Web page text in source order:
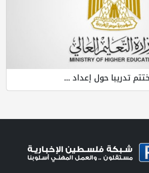
تدريبا حول إعداد ...